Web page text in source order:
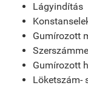
Lágyindítás
Gumírozott
Gumírozott
Löketszám-